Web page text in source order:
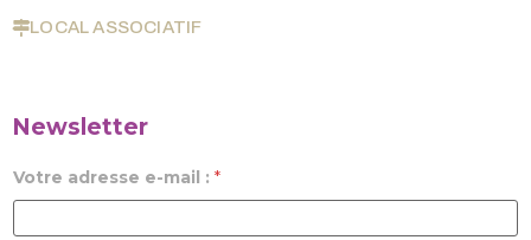
LOCAL ASSOCIATIF
Newsletter
Votre adresse e-mail : *